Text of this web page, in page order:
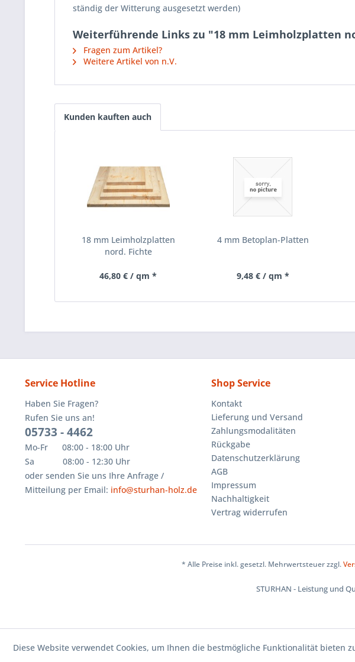
ständig der Witterung ausgesetzt werden)
Weiterführende Links zu "18 mm Leimholzplatten
Fragen zum Artikel?
Weitere Artikel von n.V.
Kunden kauften auch
18 mm Leimholzplatten
nord. Fichte
46,80 € / qm *
4 mm Betoplan-Platten
9,48 € / qm *
Service Hotline
Haben Sie Fragen?
Rufen Sie uns an!
05733 - 4462
Mo-Fr 08:00 - 18:00 Uhr
Sa 08:00 - 12:30 Uhr
oder senden Sie uns Ihre Anfrage /
Mitteilung per Email: info@sturhan-holz.de
Shop Service
Kontakt
Lieferung und Versand
Zahlungsmodalitäten
Rückgabe
Datenschutzerklärung
AGB
Impressum
Nachhaltigkeit
Vertrag widerrufen
* Alle Preise inkl. gesetzl. Mehrwertsteuer zzgl.
STURHAN - Leistung und
Diese Website verwendet Cookies, um Ihnen die bestmögliche Funktionalität bieten